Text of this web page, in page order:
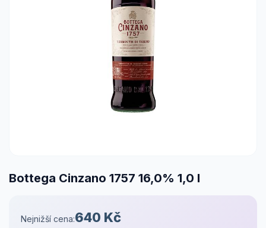
Bottega Cinzano 1757 16,0% 1,0 l
Nejnižší cena:640 Kč